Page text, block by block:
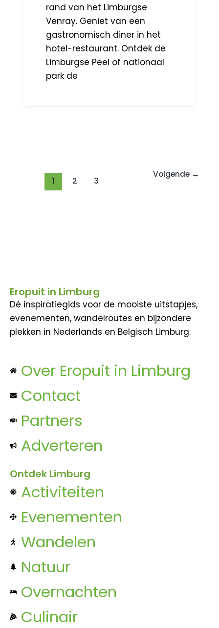
rand van het Limburgse
Venray. Geniet van een
gastronomisch diner in het
hotel-restaurant. Ontdek de
Limburgse Peel of nationaal
park de
1 2 3
Volgende →
Eropuit in Limburg
Dé inspiratiegids voor de mooiste uitstapjes,
evenementen, wandelroutes en bijzondere
plekken in Nederlands en Belgisch Limburg.
Over Eropuit in Limburg
Contact
Partners
Adverteren
Ontdek Limburg
Activiteiten
Evenementen
Wandelen
Natuur
Overnachten
Culinair